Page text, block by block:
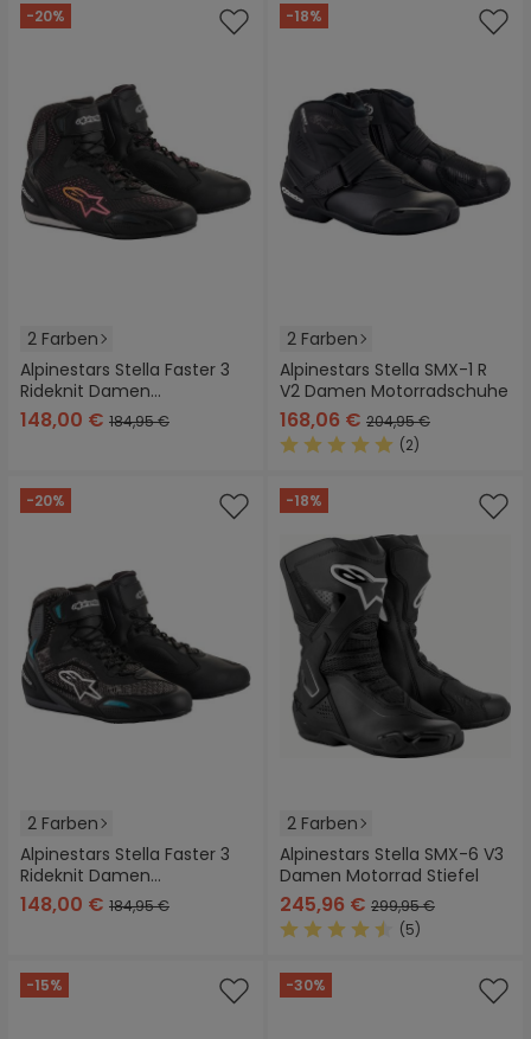
-20%
2 Farben
Alpinestars Stella Faster 3
Rideknit Damen
Motorradschuhe
148,00 € 184,95 €
-18%
2 Farben
Alpinestars Stella SMX-1 R
V2 Damen Motorradschuhe
168,06 € 204,95 €
(2)
-20%
2 Farben
Alpinestars Stella Faster 3
Rideknit Damen
Motorradschuhe
148,00 € 184,95 €
-18%
2 Farben
Alpinestars Stella SMX-6 V3
Damen Motorrad Stiefel
245,96 € 299,95 €
(5)
-15% -30%